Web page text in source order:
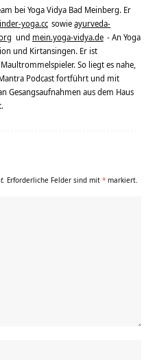
bei Yoga Vidya Bad Meinberg. Er
yoga.cc sowieayurveda-
und mein.yoga-vidya.de - An Yoga
und Kirtansingen. Er ist
So liegt es nahe,
Podcast fortführt und mit
Gesangsaufnahmen aus dem Haus
Erforderliche Felder sind mit * markiert.